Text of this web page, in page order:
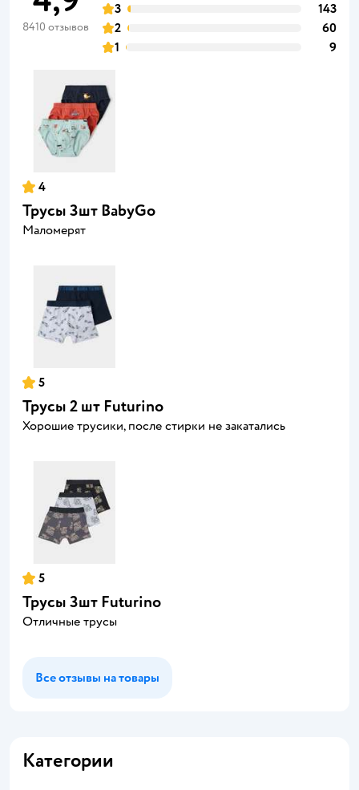
8410 отзывов
3
143
2
60
1
9
4
Трусы 3шт BabyGo
Маломерят
5
Трусы 2 шт Futurino
Хорошие трусики, после стирки не закатались
5
Трусы 3шт Futurino
Отличные трусы
Все отзывы на товары
Категории